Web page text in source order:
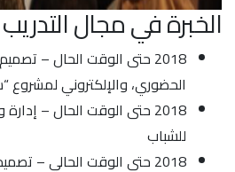
الخبرة في مجال التدريب
2018 حتى الوقت الحال –
الحضوري، والإلكتروني لمشروع
2018 حتى الوقت الحال –
للشباب
2018 حتى الوقت الحالي –